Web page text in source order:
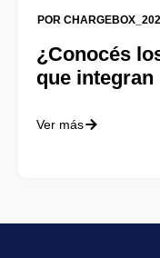
POR
¿Conocés
que
Ver más